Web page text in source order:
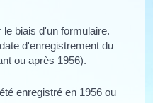
le biais d'un formulaire.
d'enregistrement du
ou après 1956).
enregistré en 1956 ou